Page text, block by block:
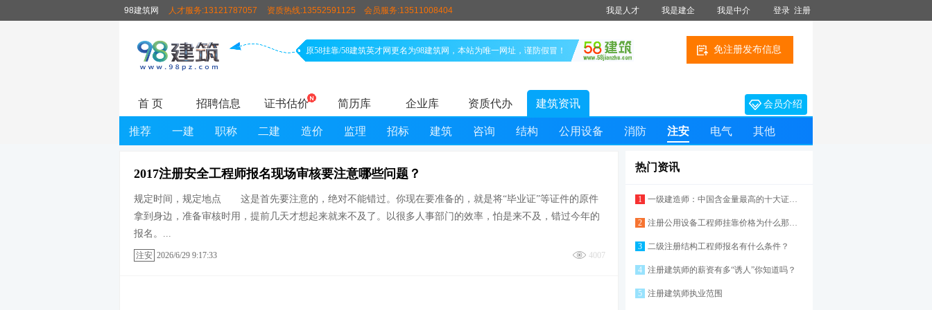
98建筑网 人才服务:13121787057 资质热线:13552591125 会员服务:13511008404 我是人才 我是建企 我是中介 登录 注册
原58挂靠/58建筑英才网更名为98建筑网，本站为唯一网址，谨防假冒！ 免注册发布信息
首 页 招聘信息 证书估价 简历库 企业库 资质代办 建筑资讯 会员介绍
推荐 一建 职称 二建 造价 监理 招标 建筑 咨询 结构 公用设备 消防 注安 电气 其他
2017注册安全工程师报名现场审核要注意哪些问题？
规定时间，规定地点 这是首先要注意的，绝对不能错过。你现在要准备的，就是将“毕业证”等证件的原件
拿到身边，准备审核时用，提前几天才想起来就来不及了。以很多人事部门的效率，怕是来不及，错过今年的
报名。...
注安 2026/6/29 9:17:33 4007
热门资讯
1 一级建造师：中国含金量最高的十大证书之一
2 注册公用设备工程师挂靠价格为什么那么高？
3 二级注册结构工程师报名有什么条件？
4 注册建筑师的薪资有多“诱人”你知道吗？
5 注册建筑师执业范围